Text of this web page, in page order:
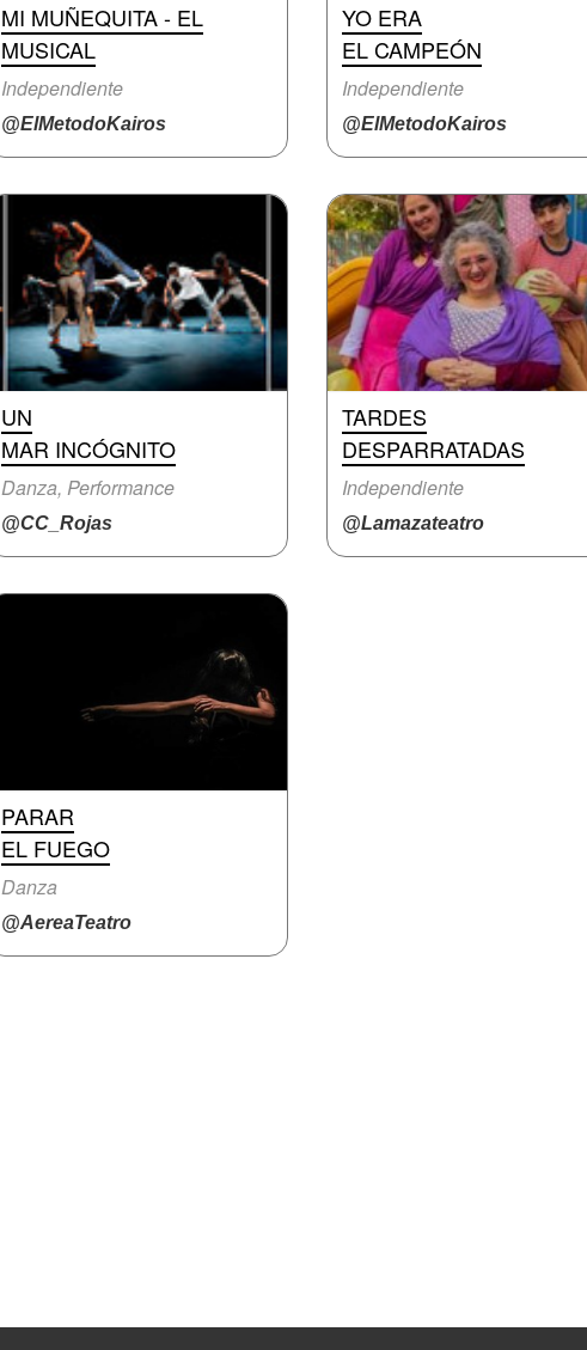
MI MUÑEQUITA - EL
MUSICAL
Independiente
@ElMetodoKairos
YO ERA
EL CAMPEÓN
Independiente
@ElMetodoKairos
UN
MAR INCÓGNITO
Danza, Performance
@CC_Rojas
TARDES
DESPARRATADAS
Independiente
@Lamazateatro
PARAR
EL FUEGO
Danza
@AereaTeatro